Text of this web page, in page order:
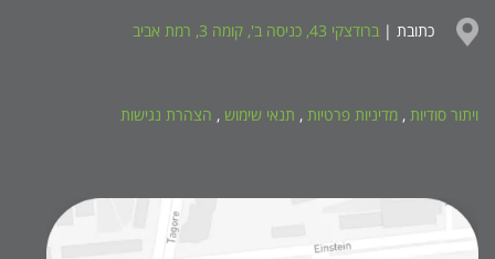
כתובת | ברודצקי 43, כניסה ב', קומה 3, רמת אביב
ויתור סודיות , מדיניות פרטיות , תנאי שימוש , הצהרת נגישות